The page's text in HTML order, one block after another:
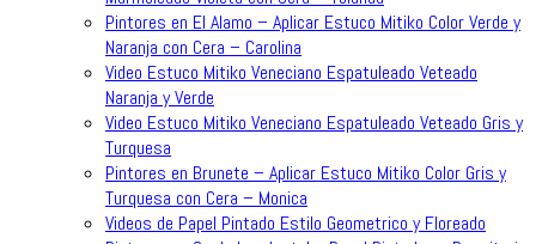
Pintores en El Alamo – Aplicar Estuco Mitiko Color Verde y
Naranja con Cera – Carolina
Video Estuco Mitiko Veneciano Espatuleado Veteado
Naranja y Verde
Video Estuco Mitiko Veneciano Espatuleado Veteado Gris y
Turquesa
Pintores en Brunete – Aplicar Estuco Mitiko Color Gris y
Turquesa con Cera – Monica
Videos de Papel Pintado Estilo Geometrico y Floreado